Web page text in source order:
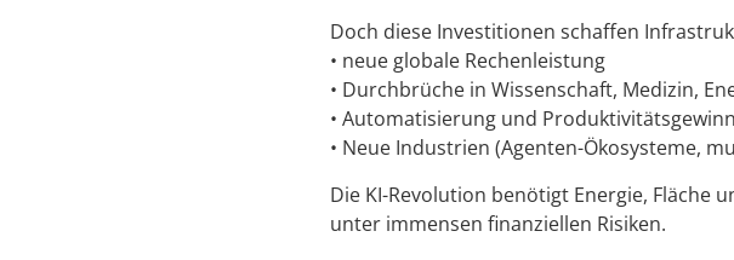
Doch diese Investitionen schaffen
• neue globale Rechenleistung
• Durchbrüche in Wissenschaft, Medizin,
• Automatisierung und
• Neue Industrien (Agenten-Ökosysteme,
Die KI-Revolution benötigt Energie, Fläche
unter immensen finanziellen Risiken.